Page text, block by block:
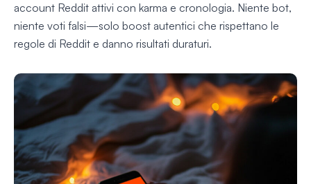
account Reddit attivi con karma e cronologia. Niente bot,
niente voti falsi—solo boost autentici che rispettano le
regole di Reddit e danno risultati duraturi.